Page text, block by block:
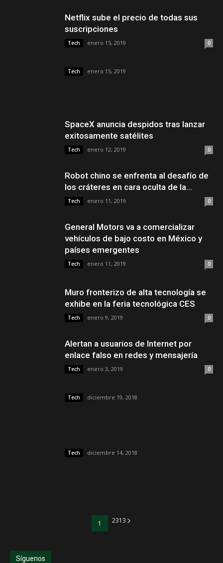
Netflix sube el precio de todas sus
suscripciones
Tech enero 15, 2019 0
Tech enero 15, 2019
SpaceX anuncia despidos tras lanzar
exitosamente satélites
Tech enero 12, 2019 0
Robot chino se enfrenta al desafío de
los cráteres en cara oculta de la...
Tech enero 11, 2019 0
General Motors va a comercializar
vehículos de bajo costo en México y
países emergentes
Tech enero 11, 2019 0
Muro fronterizo de alta tecnología se
exhibe en la feria tecnológica CES
Tech enero 9, 2019 0
Alertan a usuarios de Internet por
enlace falso en redes y mensajería
Tech enero 3, 2019 0
Tech diciembre 19, 2018
Tech diciembre 14, 2018
1 2313
Síguenos